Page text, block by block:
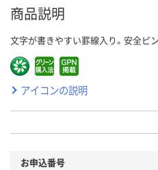
商品説明
文字が書きやすい罫線入り。安全ピン
アイコンの説明
お申込番号